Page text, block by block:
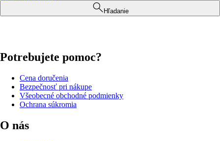
Hľadanie
Potrebujete pomoc?
Cena doručenia
Bezpečnosť pri nákupe
Všeobecné obchodné podmienky
Ochrana súkromia
O nás